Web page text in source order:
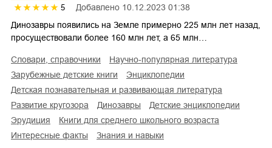
5 Добавлено 10.12.2023 01:38
Динозавры появились на Земле примерно 225 млн лет назад,
просуществовали более 160 млн лет, а 65 млн…
словари, справочники
научно-популярная литература
зарубежные детские книги
энциклопедии
детская познавательная и развивающая литература
развитие кругозора
динозавры
детские энциклопедии
эрудиция
книги для среднего школьного возраста
интересные факты
знания и навыки